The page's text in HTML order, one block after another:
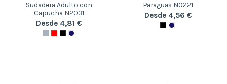
Sudadera Adulto con
Capucha N2031
Desde 4,81 €
Paraguas N0221
Desde 4,56 €